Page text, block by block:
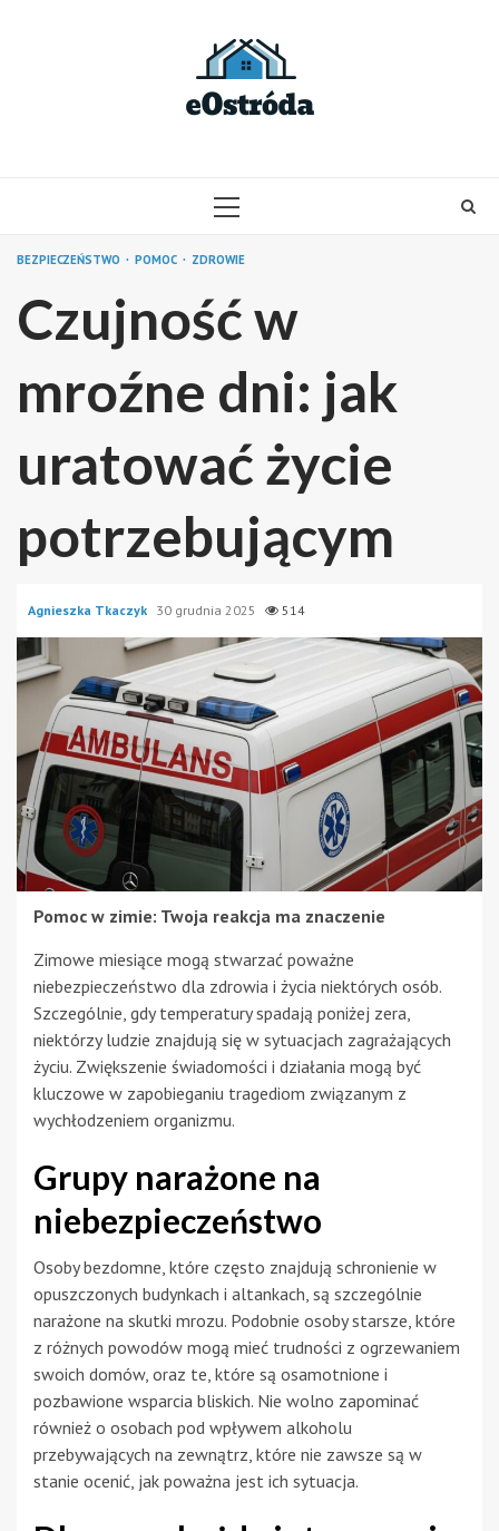
PRIMARY
BEZPIECZEŃSTWO POMOC ZDROWIE
Czujność w
mroźne dni: jak
uratować życie
potrzebującym
Agnieszka Tkaczyk 30 grudnia 2025 514
Pomoc w zimie: Twoja reakcja ma znaczenie
Zimowe miesiące mogą stwarzać poważne
niebezpieczeństwo dla zdrowia i życia niektórych osób.
Szczególnie, gdy temperatury spadają poniżej zera,
niektórzy ludzie znajdują się w sytuacjach zagrażających
życiu. Zwiększenie świadomości i działania mogą być
kluczowe w zapobieganiu tragediom związanym z
wychłodzeniem organizmu.
Grupy narażone na
niebezpieczeństwo
Osoby bezdomne, które często znajdują schronienie w
opuszczonych budynkach i altankach, są szczególnie
narażone na skutki mrozu. Podobnie osoby starsze, które
z różnych powodów mogą mieć trudności z ogrzewaniem
swoich domów, oraz te, które są osamotnione i
pozbawione wsparcia bliskich. Nie wolno zapominać
również o osobach pod wpływem alkoholu
przebywających na zewnątrz, które nie zawsze są w
stanie ocenić, jak poważna jest ich sytuacja.